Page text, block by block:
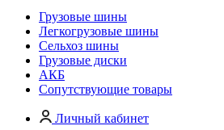
Грузовые шины
Легкогрузовые шины
Сельхоз шины
Грузовые диски
АКБ
Сопутствующие товары
Личный кабинет